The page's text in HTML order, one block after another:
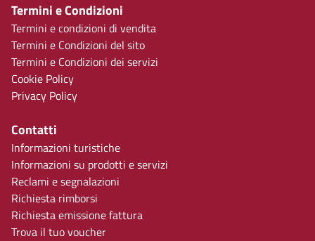
Termini e Condizioni
Termini e condizioni di vendita
Termini e Condizioni del sito
Termini e Condizioni dei servizi
Cookie Policy
Privacy Policy
Contatti
Informazioni turistiche
Informazioni su prodotti e servizi
Reclami e segnalazioni
Richiesta rimborsi
Richiesta emissione fattura
Trova il tuo voucher